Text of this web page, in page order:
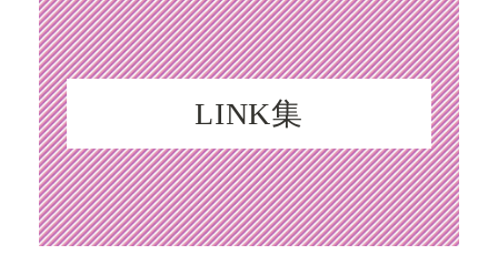
LINK集